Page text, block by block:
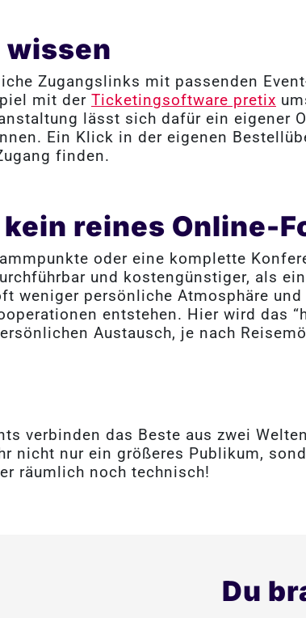
wissen
Zugangslinks mit passenden
mit der Ticketingsoftware pretix
lässt sich dafür ein eigener
Ein Klick in der eigenen
finden.
reines Online-
oder eine komplette
und kostengünstiger, als
weniger persönliche Atmosphäre
entstehen. Hier wird das
Austausch, je nach
verbinden das Beste aus zwei
nicht nur ein größeres Publikum,
räumlich noch technisch!
Du